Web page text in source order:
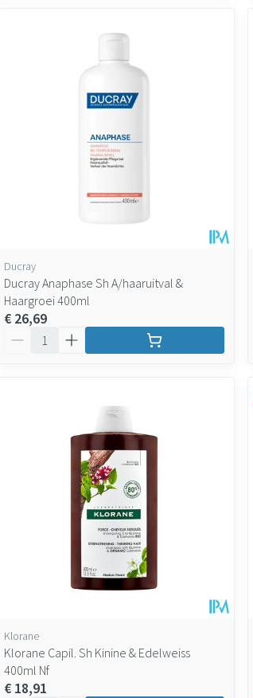
Ducray
Ducray Anaphase Sh A/haaruitval &
Haargroei 400ml
€ 26,69
Klorane
Klorane Capil. Sh Kinine & Edelweiss
400ml Nf
€ 18,91